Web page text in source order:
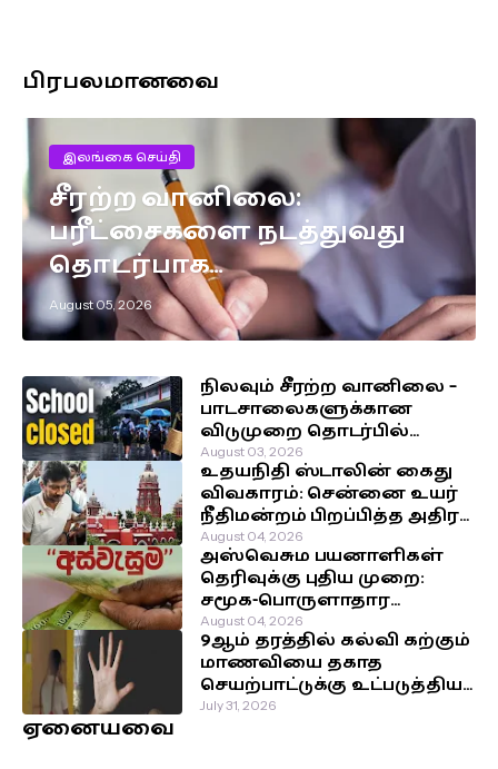
பிரபலமானவை
இலங்கை செய்தி
சீரற்ற வானிலை:
பரீட்சைகளை நடத்துவது
தொடர்பாக
எடுக்கப்பட்டுள்ள முக்கிய
தீர்மானம்!
August 05, 2026
நிலவும் சீரற்ற வானிலை –
பாடசாலைகளுக்கான
விடுமுறை தொடர்பில்
வௌியான தகவல்!
August 03, 2026
உதயநிதி ஸ்டாலின் கைது
விவகாரம்: சென்னை உயர்
நீதிமன்றம் பிறப்பித்த அதிரடி
உத்தரவு!
August 04, 2026
அஸ்வெசும பயனாளிகள்
தெரிவுக்கு புதிய முறை:
சமூக-பொருளாதார
நிலைக்கு முன்னுரிமை!
August 04, 2026
9ஆம் தரத்தில் கல்வி கற்கும்
மாணவியை தகாத
செயற்பாட்டுக்கு உட்படுத்திய
சக மாணவர்கள்!
July 31, 2026
ஏனையவை